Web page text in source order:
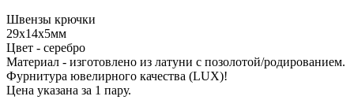
Швензы крючки
29х14х5мм
Цвет - серебро
Материал - изготовлено из латуни с позолотой/родированием.
Фурнитура ювелирного качества (LUX)!
Цена указана за 1 пару.